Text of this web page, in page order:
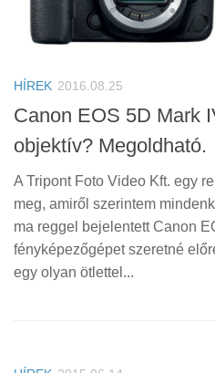
HÍREK 2016.08.25
Canon EOS 5D Mark
objektív? Megoldható.
A Tripont Foto Video Kft. egy
meg, amiről szerintem
ma reggel bejelentett Canon
fényképezőgépet szeretné
egy olyan ötlettel...